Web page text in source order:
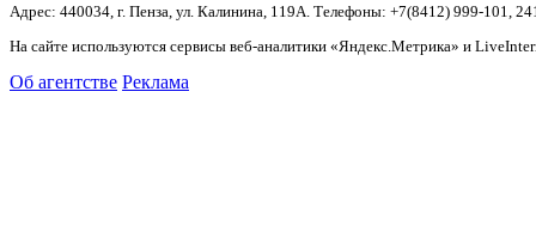
Адрес: 440034, г. Пенза, ул. Калинина, 119А. Телефоны: +7(8412) 999-101,
На сайте используются сервисы веб-аналитики «Яндекс.Метрика» и
Об агентстве Реклама